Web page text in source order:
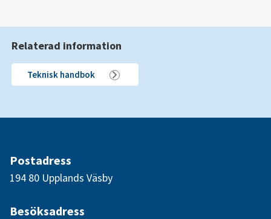
Relaterad information
Teknisk handbok
Postadress
194 80 Upplands Väsby
Besöksadress